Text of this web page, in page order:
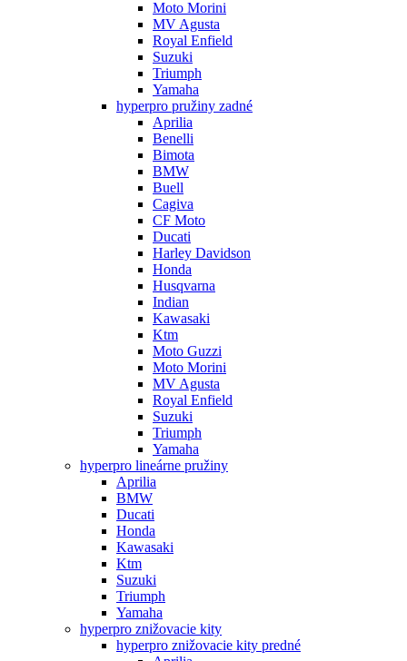
Moto Morini
MV Agusta
Royal Enfield
Suzuki
Triumph
Yamaha
hyperpro pružiny zadné
Aprilia
Benelli
Bimota
BMW
Buell
Cagiva
CF Moto
Ducati
Harley Davidson
Honda
Husqvarna
Indian
Kawasaki
Ktm
Moto Guzzi
Moto Morini
MV Agusta
Royal Enfield
Suzuki
Triumph
Yamaha
hyperpro lineárne pružiny
Aprilia
BMW
Ducati
Honda
Kawasaki
Ktm
Suzuki
Triumph
Yamaha
hyperpro znižovacie kity
hyperpro znižovacie kity predné